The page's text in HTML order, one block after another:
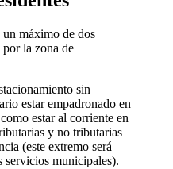
máximo de dos
la zona de
sin
estar empadronado en
estar al corriente en
y no tributarias
(este extremo será
municipales).